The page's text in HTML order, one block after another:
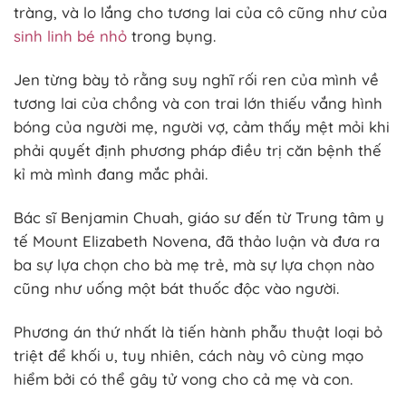
tràng, và lo lắng cho tương lai của cô cũng như của
sinh linh bé nhỏ trong bụng.
Jen từng bày tỏ rằng suy nghĩ rối ren của mình về
tương lai của chồng và con trai lớn thiếu vắng hình
bóng của người mẹ, người vợ, cảm thấy mệt mỏi khi
phải quyết định phương pháp điều trị căn bệnh thế
kỉ mà mình đang mắc phải.
Bác sĩ Benjamin Chuah, giáo sư đến từ Trung tâm y
tế Mount Elizabeth Novena, đã thảo luận và đưa ra
ba sự lựa chọn cho bà mẹ trẻ, mà sự lựa chọn nào
cũng như uống một bát thuốc độc vào người.
Phương án thứ nhất là tiến hành phẫu thuật loại bỏ
triệt để khối u, tuy nhiên, cách này vô cùng mạo
hiểm bởi có thể gây tử vong cho cả mẹ và con.